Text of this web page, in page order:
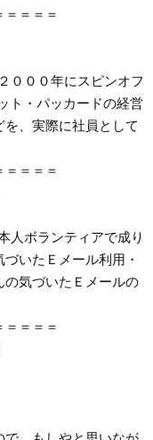
＝＝＝
０００年にスピンオフ
ト・パッカードの経営
、実際に社員として
＝＝＝
人ボランティアで成り
いたＥメール利用・
気づいたＥメールの
＝＝＝